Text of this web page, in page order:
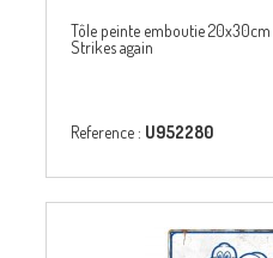
Tôle peinte emboutie
Strikes again
Reference : U952280